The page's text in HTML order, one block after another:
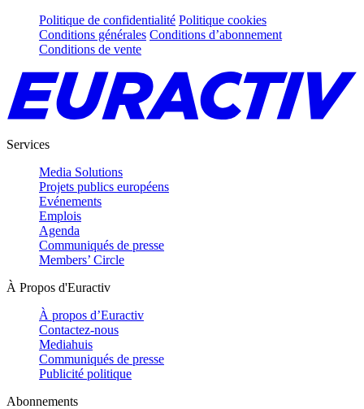
Politique de confidentialité Politique cookies
Conditions générales Conditions d’abonnement
Conditions de vente
Services
Media Solutions
Projets publics européens
Evénements
Emplois
Agenda
Communiqués de presse
Members’ Circle
À Propos d'Euractiv
À propos d’Euractiv
Contactez-nous
Mediahuis
Communiqués de presse
Publicité politique
Abonnements